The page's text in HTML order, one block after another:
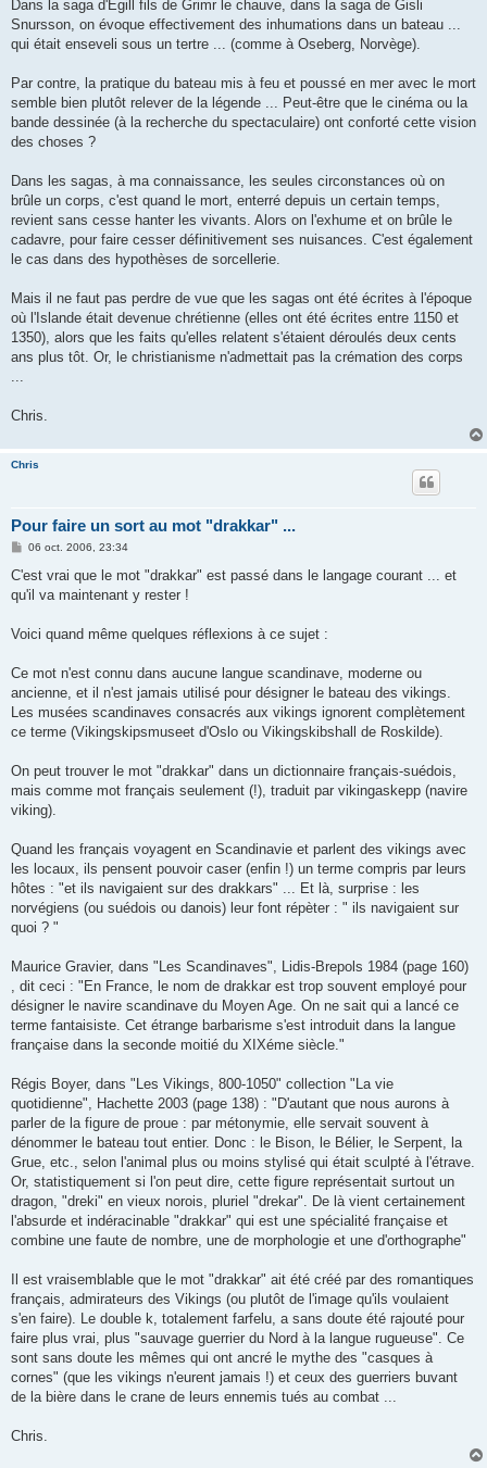
Dans la saga d'Egill fils de Grimr le chauve, dans la saga de Gisli
Snursson, on évoque effectivement des inhumations dans un bateau ...
qui était enseveli sous un tertre ... (comme à Oseberg, Norvège).
Par contre, la pratique du bateau mis à feu et poussé en mer avec le mort
semble bien plutôt relever de la légende ... Peut-être que le cinéma ou la
bande dessinée (à la recherche du spectaculaire) ont conforté cette vision
des choses ?
Dans les sagas, à ma connaissance, les seules circonstances où on
brûle un corps, c'est quand le mort, enterré depuis un certain temps,
revient sans cesse hanter les vivants. Alors on l'exhume et on brûle le
cadavre, pour faire cesser définitivement ses nuisances. C'est également
le cas dans des hypothèses de sorcellerie.
Mais il ne faut pas perdre de vue que les sagas ont été écrites à l'époque
où l'Islande était devenue chrétienne (elles ont été écrites entre 1150 et
1350), alors que les faits qu'elles relatent s'étaient déroulés deux cents
ans plus tôt. Or, le christianisme n'admettait pas la crémation des corps
...
Chris.
Chris
Pour faire un sort au mot "drakkar" ...
M
s
a
06 oct. 2006, 23:34
C'est vrai que le mot "drakkar" est passé dans le langage courant ... et
qu'il va maintenant y rester !
Voici quand même quelques réflexions à ce sujet :
Ce mot n'est connu dans aucune langue scandinave, moderne ou
ancienne, et il n'est jamais utilisé pour désigner le bateau des vikings.
Les musées scandinaves consacrés aux vikings ignorent complètement
ce terme (Vikingskipsmuseet d'Oslo ou Vikingskibshall de Roskilde).
On peut trouver le mot "drakkar" dans un dictionnaire français-suédois,
mais comme mot français seulement (!), traduit par vikingaskepp (navire
viking).
Quand les français voyagent en Scandinavie et parlent des vikings avec
les locaux, ils pensent pouvoir caser (enfin !) un terme compris par leurs
hôtes : "et ils navigaient sur des drakkars" ... Et là, surprise : les
norvégiens (ou suédois ou danois) leur font répèter : " ils navigaient sur
quoi ? "
Maurice Gravier, dans "Les Scandinaves", Lidis-Brepols 1984 (page 160)
, dit ceci : "En France, le nom de drakkar est trop souvent employé pour
désigner le navire scandinave du Moyen Age. On ne sait qui a lancé ce
terme fantaisiste. Cet étrange barbarisme s'est introduit dans la langue
française dans la seconde moitié du XIXéme siècle."
Régis Boyer, dans "Les Vikings, 800-1050" collection "La vie
quotidienne", Hachette 2003 (page 138) : "D'autant que nous aurons à
parler de la figure de proue : par métonymie, elle servait souvent à
dénommer le bateau tout entier. Donc : le Bison, le Bélier, le Serpent, la
Grue, etc., selon l'animal plus ou moins stylisé qui était sculpté à l'étrave.
Or, statistiquement si l'on peut dire, cette figure représentait surtout un
dragon, "dreki" en vieux norois, pluriel "drekar". De là vient certainement
l'absurde et indéracinable "drakkar" qui est une spécialité française et
combine une faute de nombre, une de morphologie et une d'orthographe"
Il est vraisemblable que le mot "drakkar" ait été créé par des romantiques
français, admirateurs des Vikings (ou plutôt de l'image qu'ils voulaient
s'en faire). Le double k, totalement farfelu, a sans doute été rajouté pour
faire plus vrai, plus "sauvage guerrier du Nord à la langue rugueuse". Ce
sont sans doute les mêmes qui ont ancré le mythe des "casques à
cornes" (que les vikings n'eurent jamais !) et ceux des guerriers buvant
de la bière dans le crane de leurs ennemis tués au combat ...
Chris.